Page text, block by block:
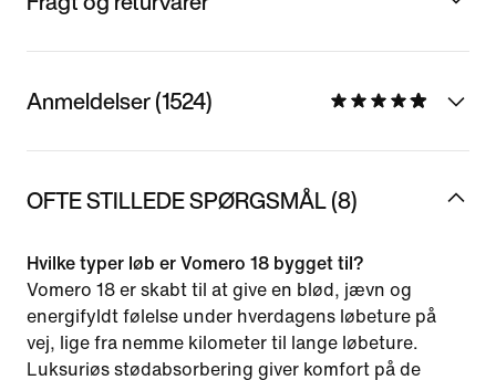
Anmeldelser (1524)
OFTE STILLEDE SPØRGSMÅL (8)
Hvilke typer løb er Vomero 18 bygget til?
Vomero 18 er skabt til at give en blød, jævn og
energifyldt følelse under hverdagens løbeture på
vej, lige fra nemme kilometer til lange løbeture.
Luksuriøs stødabsorbering giver komfort på de